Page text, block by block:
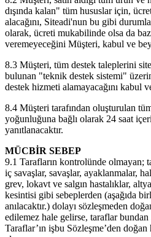
dışında kalan" tüm hususlar için,
alacağını, Siteadi'nun bu gibi
olarak, ücreti mukabilinde olsa da
veremeyeceğini Müşteri, kabul ve
8.3 Müşteri, tüm destek taleplerini
bulunan "teknik destek sistemi"
destek hizmeti alamayacağını kabul
8.4 Müşteri tarafından oluşturulan
yoğunluğuna bağlı olarak 24 saat
yanıtlanacaktır.
MÜCBİR SEBEP
9.1 Tarafların kontrolünde olmayan;
iç savaşlar, savaşlar, ayaklanmalar,
grev, lokavt ve salgın hastalıklar,
kesintisi gibi sebeplerden (aşağıda
anılacaktır.) dolayı sözleşmeden
edilemez hale gelirse, taraflar
Taraflar’ın işbu Sözleşme’den